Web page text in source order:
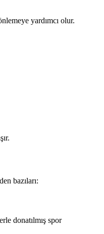
yardımcı olur.
bazıları:
donatılmış spor